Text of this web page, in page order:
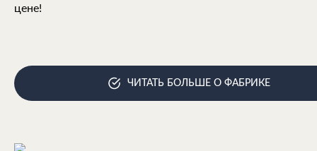
цене!
ЧИТАТЬ БОЛЬШЕ О ФАБРИКЕ